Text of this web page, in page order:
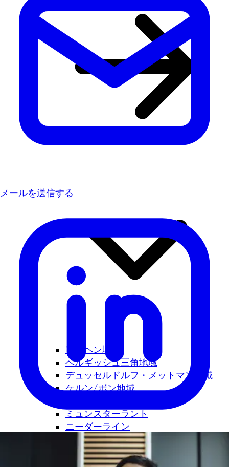
アーヘン地域
ベルギッシュ三角地域
デュッセルドルフ・メットマン地域
ケルン/ボン地域
ミュンスターラント
ニーダーライン
オストヴェストファーレン・リッペ 地
南ヴェストファーレン地域
メールを送信する